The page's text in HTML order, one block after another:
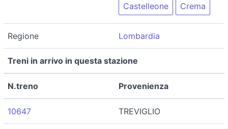
Castelleone Crema
Regione Lombardia
Treni in arrivo in questa stazione
N.treno Provenienza
10647 TREVIGLIO